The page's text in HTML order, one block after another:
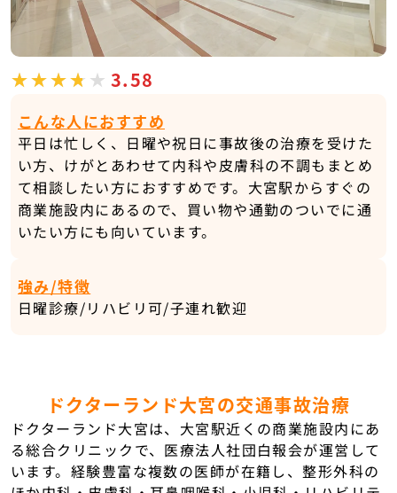
3.58
こんな人におすすめ
平日は忙しく、日曜や祝日に事故後の治療を受けた
い方、けがとあわせて内科や皮膚科の不調もまとめ
て相談したい方におすすめです。大宮駅からすぐの
商業施設内にあるので、買い物や通勤のついでに通
いたい方にも向いています。
強み/特徴
日曜診療/リハビリ可/子連れ歓迎
ドクターランド大宮の交通事故治療
ドクターランド大宮は、大宮駅近くの商業施設内にあ
る総合クリニックで、医療法人社団白報会が運営して
います。経験豊富な複数の医師が在籍し、整形外科の